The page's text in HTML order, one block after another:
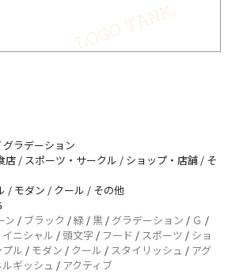
グラデーション
店 / スポーツ・サークル / ショップ・店舗 / そ
/ モダン / クール / その他
ン / ブラック /緑 /黒 / グラデーション / Ｇ /
イニシャル / 頭文字 / フード / スポーツ / ショ
ル / モダン / クール / スタイリッシュ / アグ
ギッシュ / アクティブ